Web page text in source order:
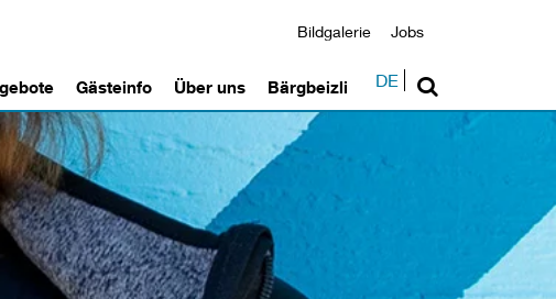
Bildgalerie Jobs
Gästeinfo Über uns Bärgbeizli DE